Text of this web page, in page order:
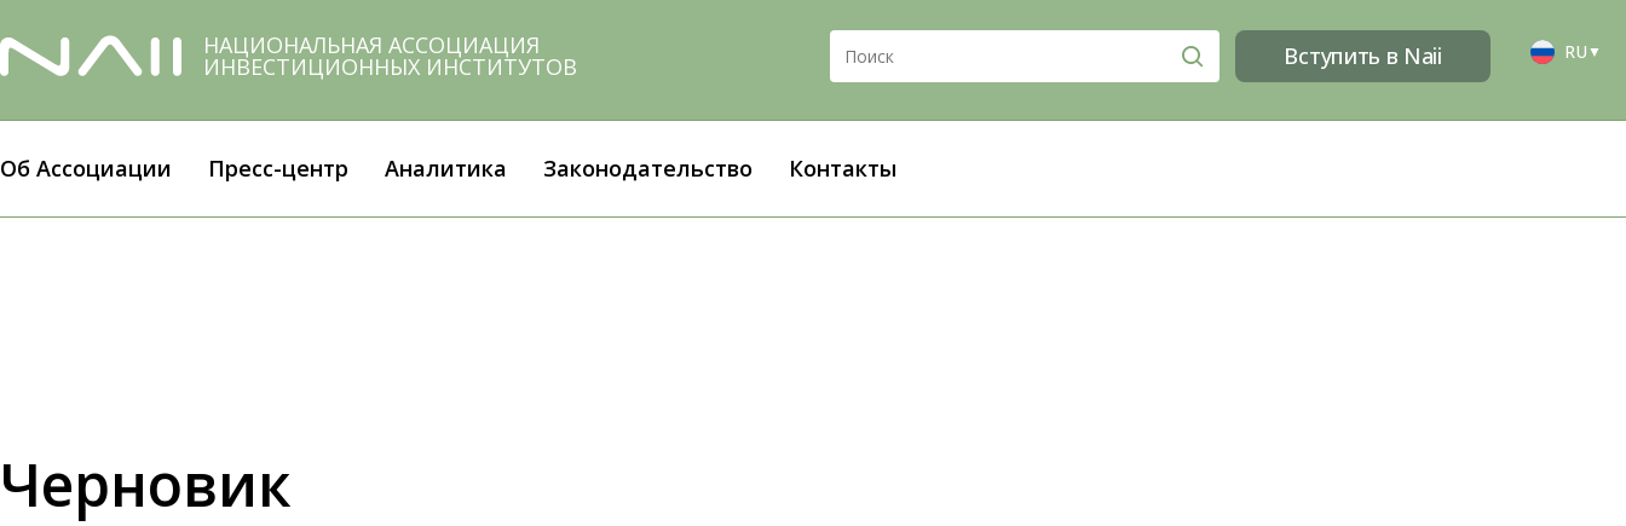
to
main
НАЦИОНАЛЬНАЯ АССОЦИАЦИЯ
ИНВЕСТИЦИОННЫХ ИНСТИТУТОВ Вступить в Naii RU▼
Об Ассоциации Пресс-центр Аналитика Законодательство Контакты
Черновик